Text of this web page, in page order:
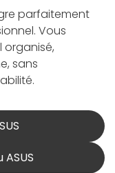
parfaitement
Vous
organisé,
sans